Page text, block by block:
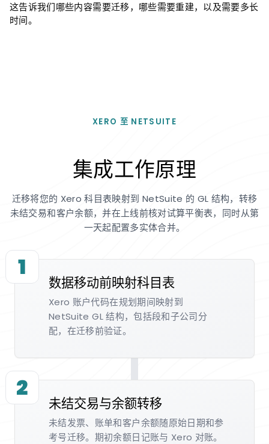
这告诉我们哪些内容需要迁移，哪些需要重建，以及需要多长
时间。
XERO 至 NETSUITE
集成工作原理
迁移将您的 Xero 科目表映射到 NetSuite 的 GL 结构，转移
未结交易和客户余额，并在上线前核对试算平衡表，同时从第
一天起配置多实体合并。
1
数据移动前映射科目表
Xero 账户代码在规划期间映射到
NetSuite GL 结构，包括段和子公司分
配，在迁移前验证。
2
未结交易与余额转移
未结发票、账单和客户余额随原始日期和参
考号迁移。期初余额日记账与 Xero 对账。